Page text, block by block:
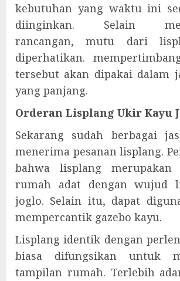
kebutuhan yang waktu ini
diinginkan. Selain
rancangan, mutu dari
diperhatikan.
tersebut akan dipakai dalam
yang panjang.
Orderan Lisplang Ukir Kayu
Sekarang sudah berbagai
menerima pesanan lisplang.
bahwa lisplang
rumah adat dengan wujud
joglo. Selain itu, dapat
mempercantik gazebo kayu.
Lisplang identik dengan
biasa difungsikan untuk
tampilan rumah. Terlebih